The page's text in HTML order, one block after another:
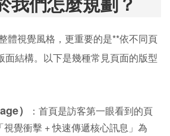
體視覺風格，更重要的是**依不同頁
面結構。以下是幾種常見頁面的版型
）
：首頁是訪客第一眼看到的頁
覺衝擊 + 快速傳遞核心訊息」為